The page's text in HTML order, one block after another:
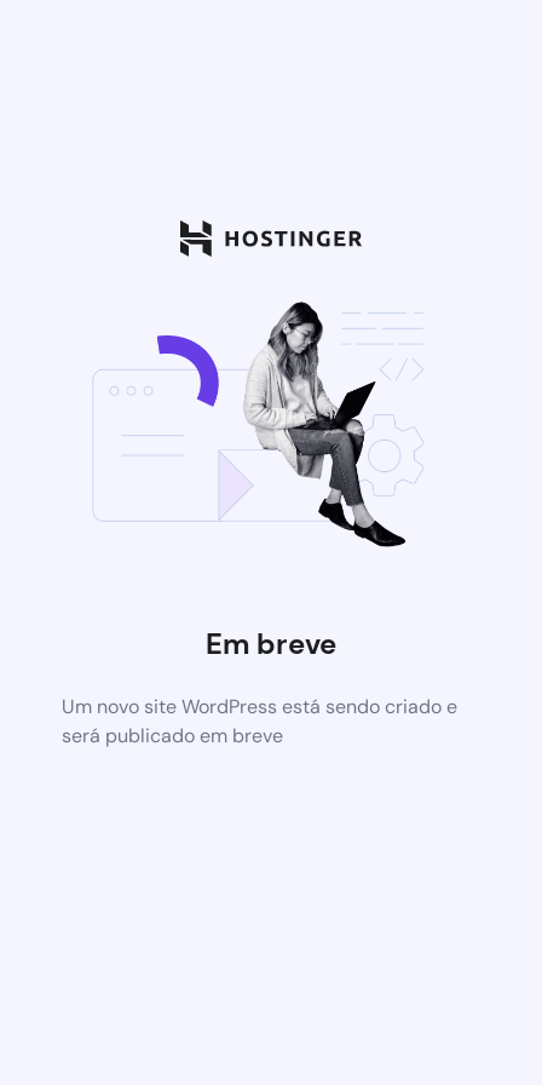
Em breve
Um novo site WordPress está sendo criado e
será publicado em breve